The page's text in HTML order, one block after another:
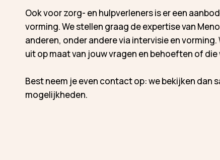
Ook voor zorg- en hulpverleners is er een
vorming. We stellen graag de expertise van
anderen, onder andere via intervisie en vorming.
uit op maat van jouw vragen en behoeften of
Best neem je even contact op: we bekijken dan
mogelijkheden.